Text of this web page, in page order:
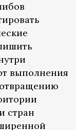
выполнения
стран